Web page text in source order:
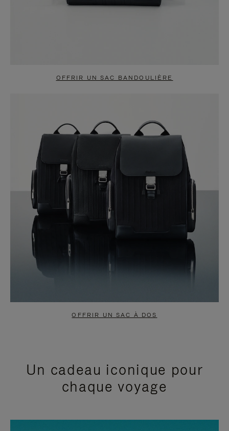
OFFRIR UN SAC BANDOULIÈRE
OFFRIR UN SAC À DOS
Un cadeau iconique pour
chaque voyage